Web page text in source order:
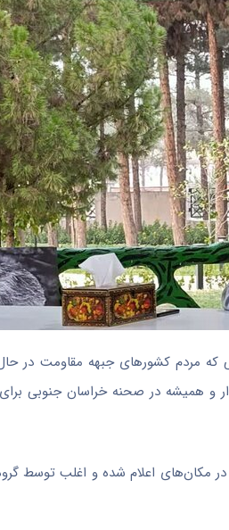
که مردم کشورهای جبهه مقاومت در
و همیشه در صحنه خراسان جنوبی
مکان‌های اعلام شده و اغلب توسط